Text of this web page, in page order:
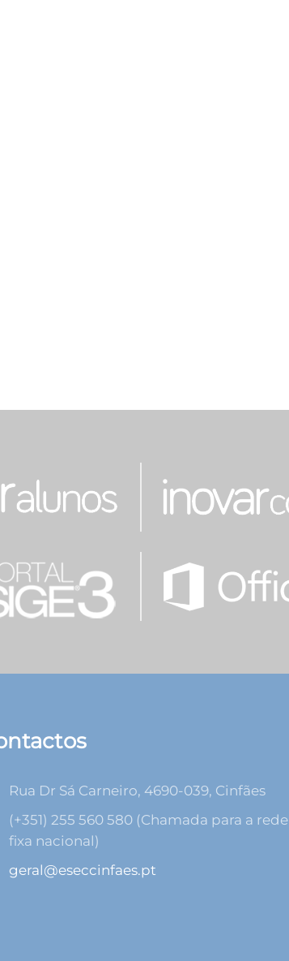
Rua Dr Sá Carneiro, 4690-039, Cinfães
(+351) 255 560 580 (Chamada para a rede
fixa nacional)
geral@eseccinfaes.pt